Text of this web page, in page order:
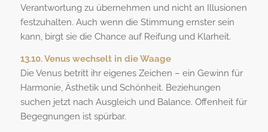
Verantwortung zu übernehmen und nicht an Illusionen
festzuhalten. Auch wenn die Stimmung ernster sein
kann, birgt sie die Chance auf Reifung und Klarheit.
13.10. Venus wechselt in die Waage
Die Venus betritt ihr eigenes Zeichen – ein Gewinn für
Harmonie, Ästhetik und Schönheit. Beziehungen
suchen jetzt nach Ausgleich und Balance. Offenheit für
Begegnungen ist spürbar.